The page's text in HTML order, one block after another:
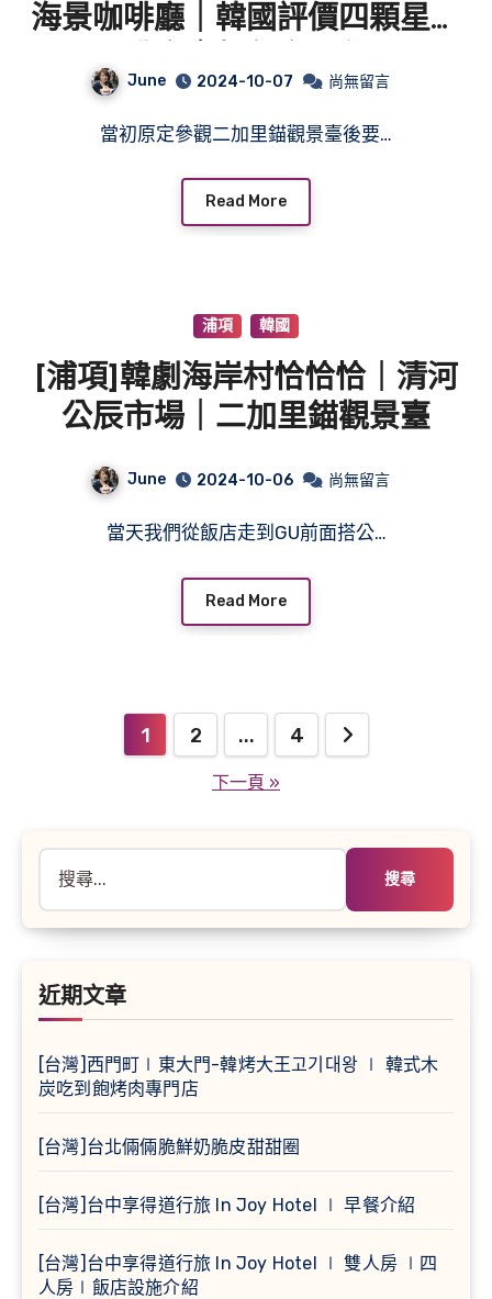
海景咖啡廳｜韓國評價四顆星咖
June 2024-10-07 尚無留言
當初原定參觀二加里錨觀景臺後要…
Read More
浦項 韓國
[浦項]韓劇海岸村恰恰恰｜清河
公辰市場｜二加里錨觀景臺
June 2024-10-06 尚無留言
當天我們從飯店走到GU前面搭公…
Read More
1 2 ... 4
下一頁 »
字:
近期文章
[台灣]西門町∣東大門-韓烤大王고기대왕 ∣ 韓式木
炭吃到飽烤肉專門店
[台灣]台北倆倆脆鮮奶脆皮甜甜圈
[台灣]台中享得道行旅 In Joy Hotel ∣ 早餐介紹
[台灣]台中享得道行旅 In Joy Hotel ∣ 雙人房 ∣四
人房∣飯店設施介紹